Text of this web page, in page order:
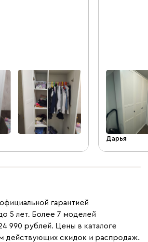
Дарья
гарантией
5 лет. Более 7 моделей
990 рублей. Цены в каталоге
действующих скидок и распродаж.